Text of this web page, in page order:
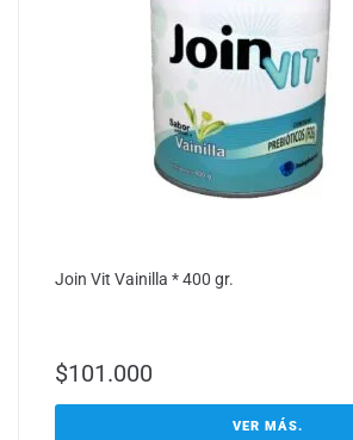
Join Vit Vainilla * 400 gr.
$101.000
VER MÁS.